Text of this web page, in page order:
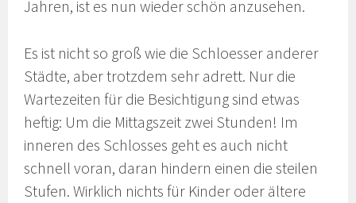
Jahren, ist es nun wieder schön anzusehen.
Es ist nicht so groß wie die Schloesser anderer
Städte, aber trotzdem sehr adrett. Nur die
Wartezeiten für die Besichtigung sind etwas
heftig: Um die Mittagszeit zwei Stunden! Im
inneren des Schlosses geht es auch nicht
schnell voran, daran hindern einen die steilen
Stufen. Wirklich nichts für Kinder oder ältere